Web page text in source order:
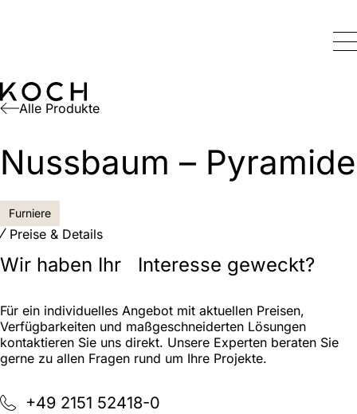
Alle Produkte
Nussbaum – Pyramide
Furniere
Preise & Details
Wir haben Ihr Interesse geweckt?
Für ein individuelles Angebot mit aktuellen Preisen,
Verfügbarkeiten und maßgeschneiderten Lösungen
kontaktieren Sie uns direkt. Unsere Experten beraten Sie
gerne zu allen Fragen rund um Ihre Projekte.
+49 2151 52418-0